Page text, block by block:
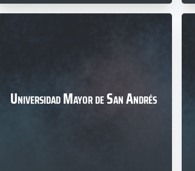
Universidad Mayor de San Andrés